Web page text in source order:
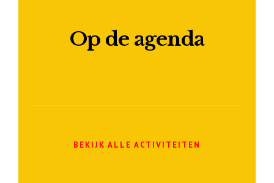
Op de agenda
BEKIJK ALLE ACTIVITEITEN